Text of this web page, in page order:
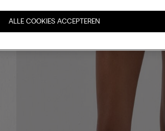
ALLE COOKIES ACCEPTEREN